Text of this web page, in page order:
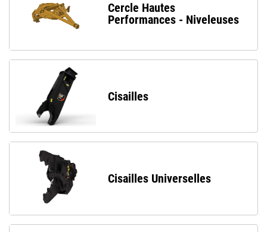
Cercle Hautes
Performances - Niveleuses
Cisailles
Cisailles Universelles